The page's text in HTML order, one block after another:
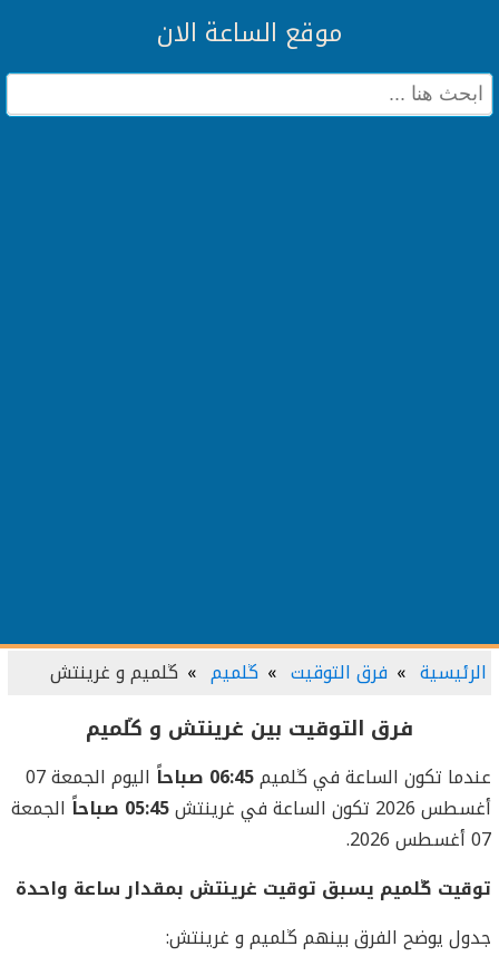
موقع الساعة الان
الرئيسية فرق التوقيت ڭلميم ڭلميم و غرينتش
فرق التوقيت بين غرينتش و ڭلميم
عندما تكون الساعة في ڭلميم06:45 صباحاً
اليوم الجمعة 07
أغسطس 2026 تكون الساعة في غرينتش
05:45 صباحاً
الجمعة
07 أغسطس 2026.
توقيت ڭلميم يسبق توقيت غرينتش بمقدار ساعة واحدة
جدول يوضح الفرق بينهم ڭلميم و غرينتش: